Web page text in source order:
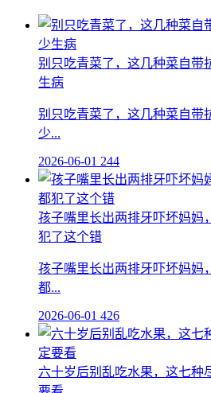
别只吃青菜了，这几种菜自带
生病
别只吃青菜了，这几种菜自带
少...
2026-06-01 244
孩子嘴里长出两排牙吓坏妈妈
犯了这个错
孩子嘴里长出两排牙吓坏妈妈
都...
2026-06-01 426
六十岁后别乱吃水果，这七种